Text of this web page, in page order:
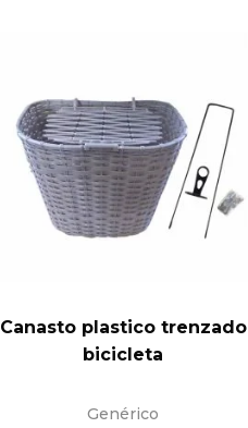
Canasto plastico trenzado
bicicleta
Genérico